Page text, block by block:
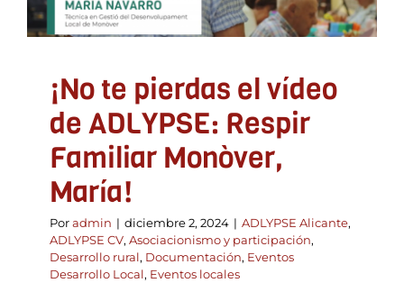
Eventos Desarrollo Local Eventos locales
¡No te pierdas el vídeo
de ADLYPSE: Respir
Familiar Monòver,
María!
Poradmin | diciembre 2, 2024 | ADLYPSE Alicante,
ADLYPSE CV, Asociacionismo y participación,
Desarrollo rural, Documentación, Eventos
Desarrollo Local, Eventos locales